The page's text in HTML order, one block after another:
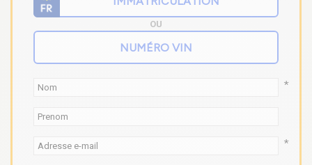
OU
*
*